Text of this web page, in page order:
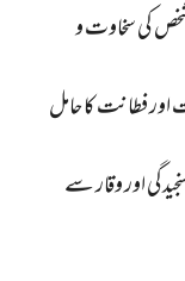
کی سخاوت و
اور فطانت کا حامل
اور وقار سے